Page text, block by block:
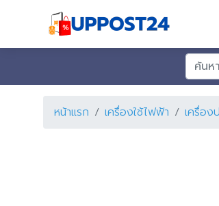
หน้าแรก เครื่องใช้ไฟฟ้า เครื่อง